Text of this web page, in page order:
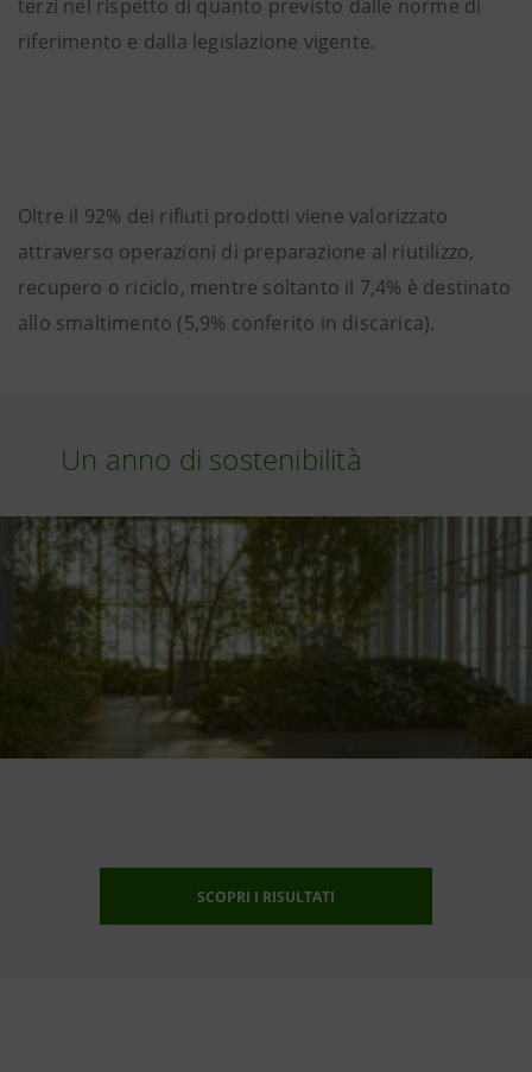
terzi nel rispetto di quanto previsto dalle norme di
riferimento e dalla legislazione vigente.
Oltre il 92% dei rifiuti prodotti viene valorizzato
attraverso operazioni di preparazione al riutilizzo,
recupero o riciclo, mentre soltanto il 7,4% è destinato
allo smaltimento (5,9% conferito in discarica).
Un anno di sostenibilità
SCOPRI I RISULTATI